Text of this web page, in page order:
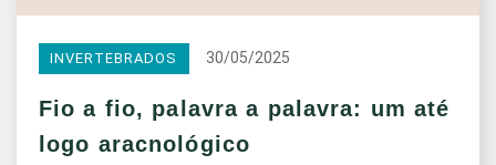
INVERTEBRADOS 30/05/2025
Fio a fio, palavra a palavra: um até
logo aracnológico